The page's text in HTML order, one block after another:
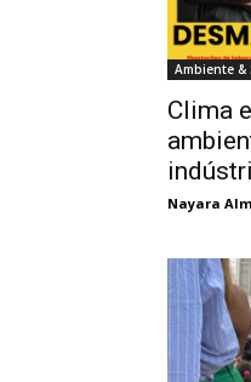
Ambiente
Clima
Nayara